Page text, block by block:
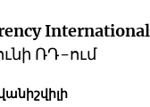
ՌԴ-ում